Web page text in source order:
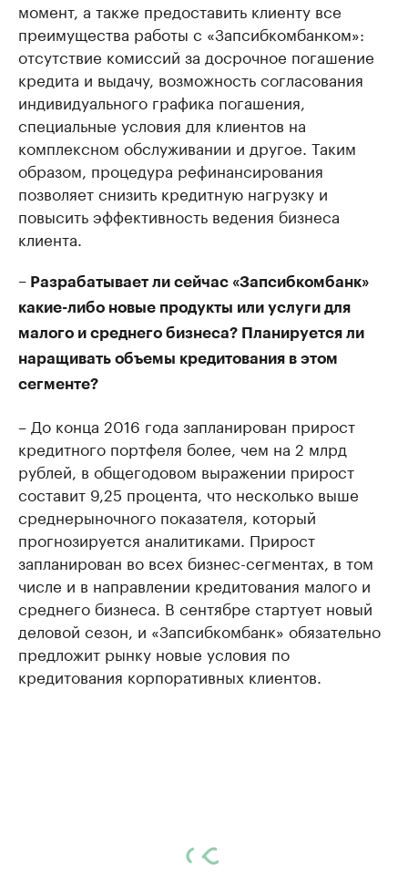
момент, а также предоставить клиенту все
преимущества работы с «Запсибкомбанком»:
отсутствие комиссий за досрочное погашение
кредита и выдачу, возможность согласования
индивидуального графика погашения,
специальные условия для клиентов на
комплексном обслуживании и другое. Таким
образом, процедура рефинансирования
позволяет снизить кредитную нагрузку и
повысить эффективность ведения бизнеса
клиента.
– Разрабатывает ли сейчас «Запсибкомбанк»
какие-либо новые продукты или услуги для
малого и среднего бизнеса? Планируется ли
наращивать объемы кредитования в этом
сегменте?
– До конца 2016 года запланирован прирост
кредитного портфеля более, чем на 2 млрд
рублей, в общегодовом выражении прирост
составит 9,25 процента, что несколько выше
среднерыночного показателя, который
прогнозируется аналитиками. Прирост
запланирован во всех бизнес-сегментах, в том
числе и в направлении кредитования малого и
среднего бизнеса. В сентябре стартует новый
деловой сезон, и «Запсибкомбанк» обязательно
предложит рынку новые условия по
кредитования корпоративных клиентов.